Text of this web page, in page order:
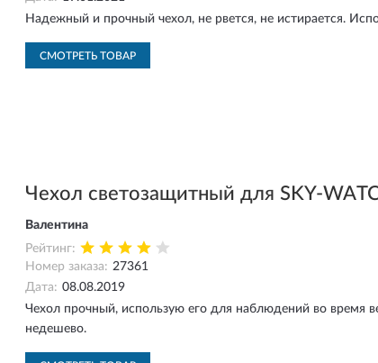
Надежный и прочный чехол, не рвется, не истирается.
СМОТРЕТЬ ТОВАР
Чехол светозащитный для SKY-
Валентина
Рейтинг:
Номер заказа: 27361
Дата: 08.08.2019
Чехол прочный, использую его для наблюдений во время
недешево.